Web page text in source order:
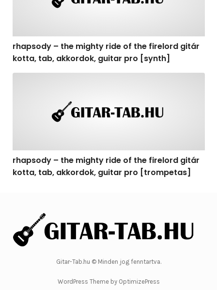
rhapsody – the mighty ride of the firelord gitár
kotta, tab, akkordok, guitar pro [synth]
rhapsody – the mighty ride of the firelord gitár
kotta, tab, akkordok, guitar pro [trompetas]
Gitar-Tab.hu © Minden jog fenntartva.
WordPress Theme by OptimizePress